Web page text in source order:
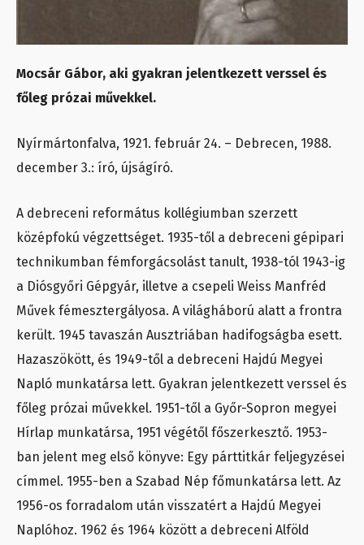
Mocsár Gábor, aki gyakran jelentkezett verssel és
főleg prózai művekkel.
Nyírmártonfalva, 1921. február 24. – Debrecen, 1988.
december 3.: író, újságíró.
A debreceni református kollégiumban szerzett
középfokú végzettséget. 1935-től a debreceni gépipari
technikumban fémforgácsolást tanult, 1938-tól 1943-ig
a Diósgyőri Gépgyár, illetve a csepeli Weiss Manfréd
Művek fémesztergályosa. A világháború alatt a frontra
került. 1945 tavaszán Ausztriában hadifogságba esett.
Hazaszökött, és 1949-től a debreceni Hajdú Megyei
Napló munkatársa lett. Gyakran jelentkezett verssel és
főleg prózai művekkel. 1951-től a Győr-Sopron megyei
Hírlap munkatársa, 1951 végétől főszerkesztő. 1953-
ban jelent meg első könyve: Egy párttitkár feljegyzései
címmel. 1955-ben a Szabad Nép főmunkatársa lett. Az
1956-os forradalom után visszatért a Hajdú Megyei
Naplóhoz. 1962 és 1964 között a debreceni Alföld